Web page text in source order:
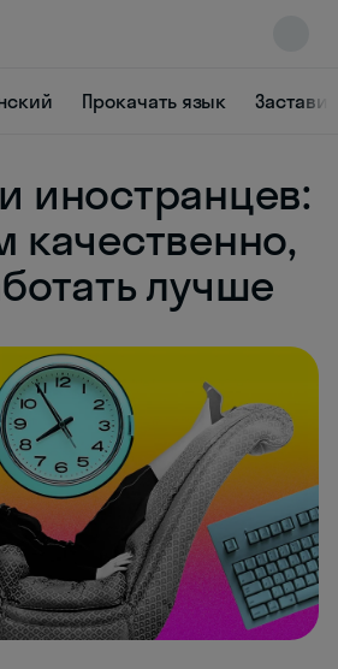
Прокачать язык
иностранцев:
качественно,
лучше